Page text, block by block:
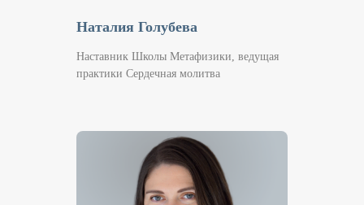
Наталия Голубева
Наставник Школы Метафизики, ведущая
практики Сердечная молитва